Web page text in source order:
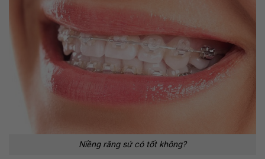
Niềng răng sứ có tốt không?